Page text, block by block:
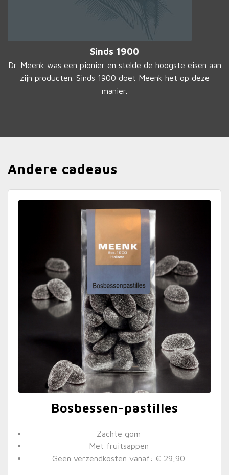
Sinds 1900
Dr. Meenk was een pionier en stelde de hoogste eisen aan
zijn producten. Sinds 1900 doet Meenk het op deze
manier.
Andere cadeaus
Bosbessen-pastilles
Zachte gom
Met fruitsappen
Geen verzendkosten vanaf: € 29,90